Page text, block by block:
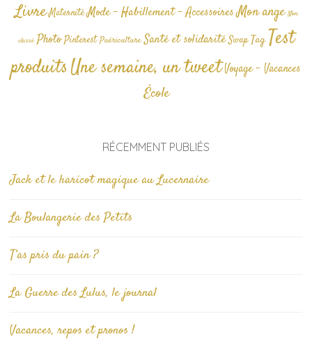
Livre Maternité Mode - Habillement - AccessoiresMon ange Non
classé Photo Pinterest Puériculture Santé et solidarité Swap TagTest
produitsUne semaine, un tweetVoyage - Vacances
École
RÉCEMMENT PUBLIÉS
Jack et le haricot magique au Lucernaire
La Boulangerie des Petits
T’as pris du pain ?
La Guerre des Lulus, le journal
Vacances, repos et pronos !